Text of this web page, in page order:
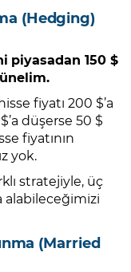
(Hedging)
piyasadan 150 $
fiyatı 200 $’a
düşerse 50 $
fiyatının
yok.
stratejiyle, üç
alabileceğimizi
(Married